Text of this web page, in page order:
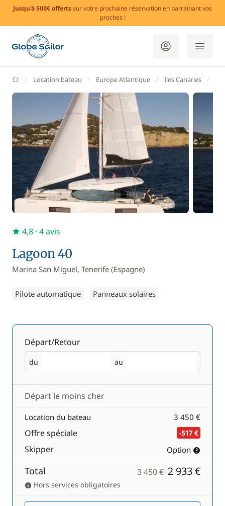
Jusqu'à 500€ offertssur votre prochaine réservation en parrainant vos
proches !
GlobeSailor
Location bateau Europe Atlantique Iles Canaries
Lagoon 40
Marina San Miguel, Tenerife (Espagne)
Pilote automatique Panneaux solaires
4,8 · 4 avis
Départ/Retour
du
Départ au
Retour
Départ le moins cher
Location du bateau 3 450 €
Offre spéciale -517 €
Skipper Option
Total 3 450 €2 933 €
Hors services obligatoires